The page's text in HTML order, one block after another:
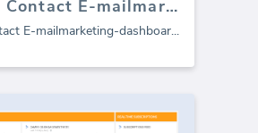
Constant Contact E-mailmarketing dashboard
E-mailmarketing-dashboar...